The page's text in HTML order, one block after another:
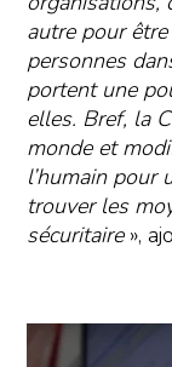
autre pour
personnes
portent une
elles. Bref, la
monde et
l’humain pour
trouver les
sécuritaire»,